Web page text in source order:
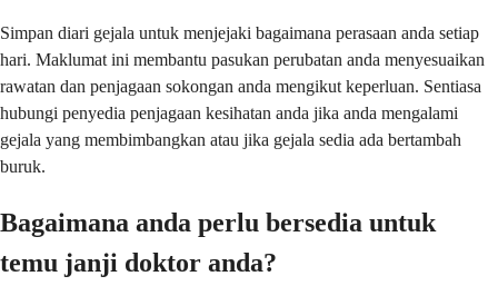
Simpan diari gejala untuk menjejaki bagaimana perasaan anda setiap
hari. Maklumat ini membantu pasukan perubatan anda menyesuaikan
rawatan dan penjagaan sokongan anda mengikut keperluan. Sentiasa
hubungi penyedia penjagaan kesihatan anda jika anda mengalami
gejala yang membimbangkan atau jika gejala sedia ada bertambah
buruk.
Bagaimana anda perlu bersedia untuk
temu janji doktor anda?